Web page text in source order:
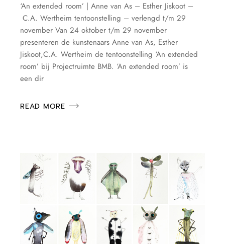
‘An extended room’ | Anne van As – Esther Jiskoot –
C.A. Wertheim tentoonstelling – verlengd t/m 29
november Van 24 oktober t/m 29 november
presenteren de kunstenaars Anne van As, Esther
Jiskoot,C.A. Wertheim de tentoonstelling ‘An extended
room’ bij Projectruimte BMB. ‘An extended room’ is
een dir
READ MORE